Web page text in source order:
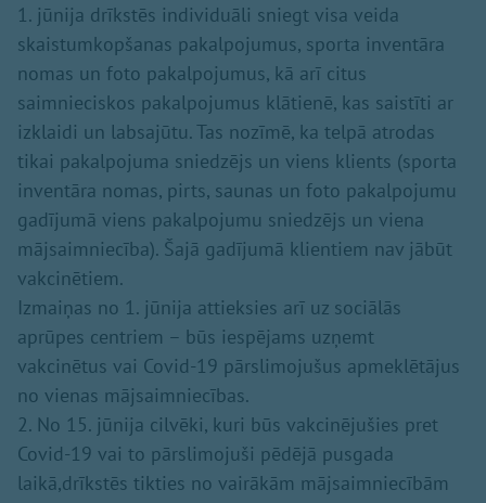
1. jūnija drīkstēs individuāli sniegt visa veida
skaistumkopšanas pakalpojumus, sporta inventāra
nomas un foto pakalpojumus, kā arī citus
saimnieciskos pakalpojumus klātienē, kas saistīti ar
izklaidi un labsajūtu. Tas nozīmē, ka telpā atrodas
tikai pakalpojuma sniedzējs un viens klients (sporta
inventāra nomas, pirts, saunas un foto pakalpojumu
gadījumā viens pakalpojumu sniedzējs un viena
mājsaimniecība). Šajā gadījumā klientiem nav jābūt
vakcinētiem.
Izmaiņas no 1. jūnija attieksies arī uz sociālās
aprūpes centriem – būs iespējams uzņemt
vakcinētus vai Covid-19 pārslimojušus apmeklētājus
no vienas mājsaimniecības.
2. No 15. jūnija cilvēki, kuri būs vakcinējušies pret
Covid-19 vai to pārslimojuši pēdējā pusgada
laikā,drīkstēs tikties no vairākām mājsaimniecībām